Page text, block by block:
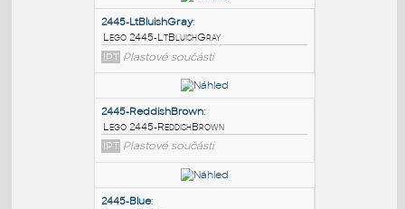
PODOBNÉ BLOKY
2445-LtBluishGray:
Lego 2445-LtBluishGray